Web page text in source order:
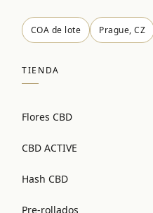
COA de lote Prague, CZ
TIENDA
Flores CBD
CBD ACTIVE
Hash CBD
Pre-rollados